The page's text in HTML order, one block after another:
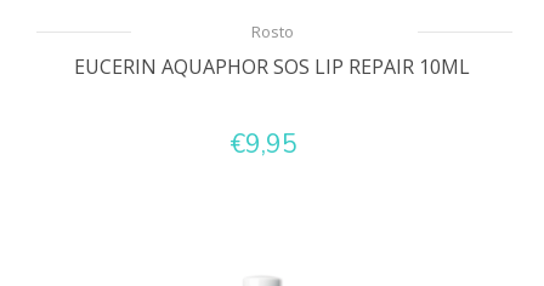
Rosto
EUCERIN AQUAPHOR SOS LIP REPAIR 10ML
€9,95